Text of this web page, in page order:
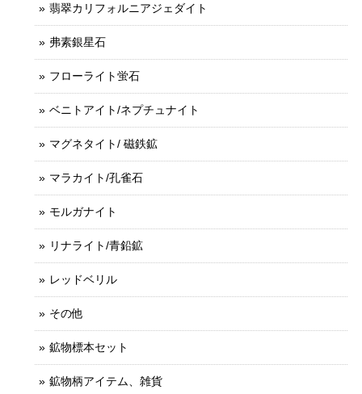
翡翠カリフォルニアジェダイト
弗素銀星石
フローライト蛍石
ベニトアイト/ネプチュナイト
マグネタイト/ 磁鉄鉱
マラカイト/孔雀石
モルガナイト
リナライト/青鉛鉱
レッドベリル
その他
鉱物標本セット
鉱物柄アイテム、雑貨